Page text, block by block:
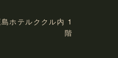
ホテルククル内 1
階